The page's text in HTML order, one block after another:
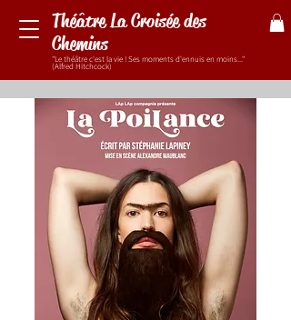
Théâtre La Croisée des
Chemins
"Le théâtre c'est la vie ! Ses moments d'ennuis en moins..."
(Alfred Hitchcock)